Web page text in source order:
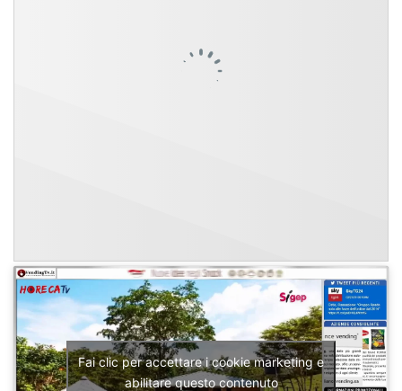
Fai clic per accettare i cookie marketing e
abilitare questo contenuto